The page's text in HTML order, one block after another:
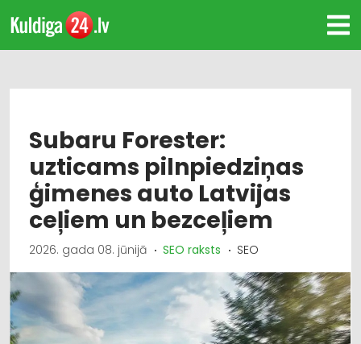
Subaru Forester:
uzticams pilnpiedziņas
ģimenes auto Latvijas
ceļiem un bezceļiem
2026. gada 08. jūnijā SEO raksts SEO